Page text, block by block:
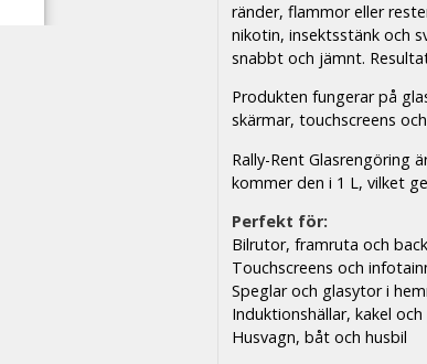
ränder, flammor eller
nikotin, insektsstänk och
snabbt och jämnt.
Produkten fungerar på
skärmar, touchscreens
Rally-Rent Glasrengöring
kommer den i 1 L, vilket
Perfekt för:
Bilrutor, framruta och
Touchscreens och
Speglar och glasytor i
Induktionshällar, kakel och
Husvagn, båt och husbil